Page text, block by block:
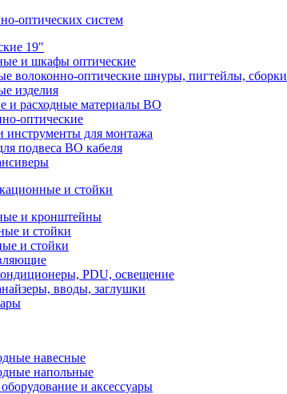
оптических систем
19"
и шкафы оптические
волоконно-оптические шнуры, пигтейлы, сборки
изделия
и расходные материалы ВО
оптические
инструменты для монтажа
подвеса ВО кабеля
и стойки
и кронштейны
и стойки
и стойки
PDU, освещение
вводы, заглушки
навесные
напольные
и аксессуары